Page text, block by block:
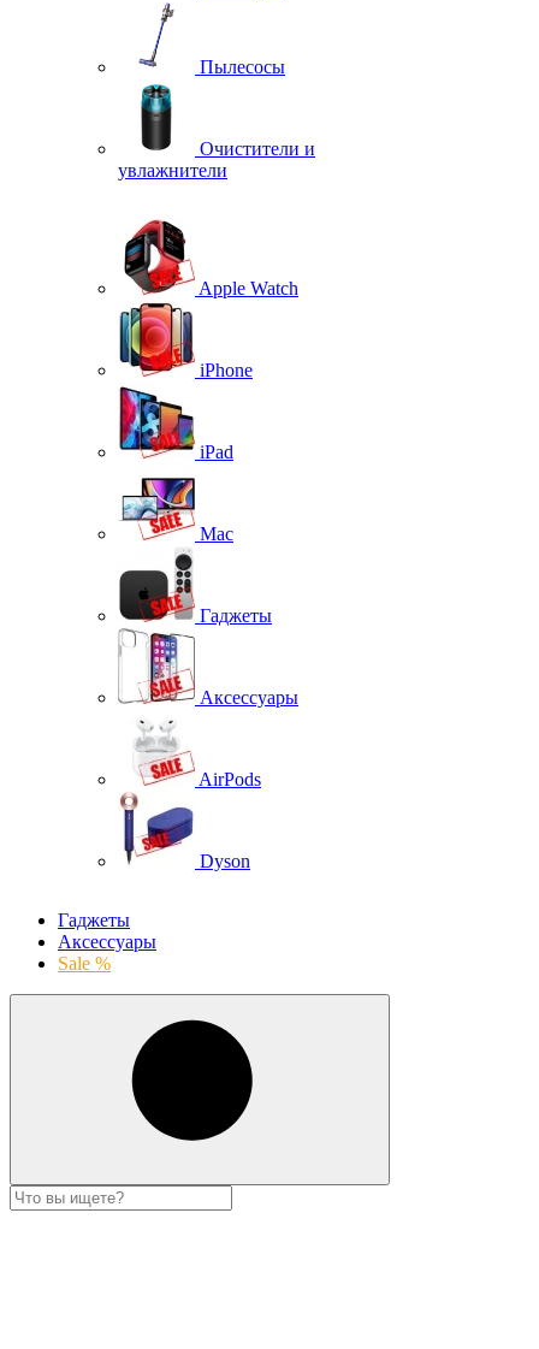
Пылесосы
Очистители и
увлажнители
Apple Watch
iPhone
iPad
Mac
Гаджеты
Аксессуары
AirPods
Dyson
Гаджеты
Аксессуары
Sale %